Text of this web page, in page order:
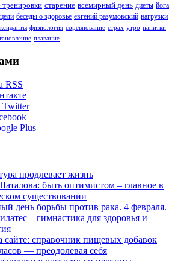
старение всемирный день диеты йога
цели беседы о здоровье евгений разумовский нагрузки
физиология соревнование страх утро напитки
плавание
продлевает жизнь
быть оптимистом – главное в
существовании
день борьбы против рака. 4 февраля.
– гимнастика для здоровья и
сайте: справочник пищевых добавок
— преодолевая себя